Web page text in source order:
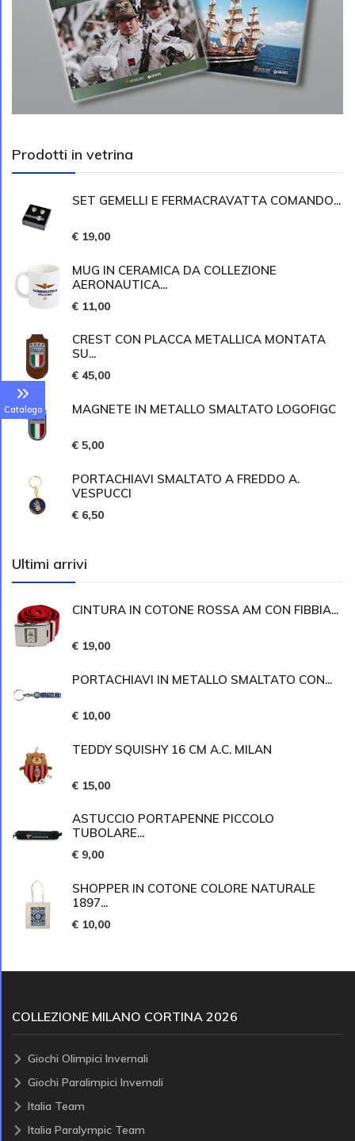
Catalogo
Prodotti in vetrina
SET GEMELLI E FERMACRAVATTA COMANDO...
€ 19,00
MUG IN CERAMICA DA COLLEZIONE
AERONAUTICA...
€ 11,00
CREST CON PLACCA METALLICA MONTATA
SU...
€ 45,00
MAGNETE IN METALLO SMALTATO LOGOFIGC
€ 5,00
PORTACHIAVI SMALTATO A FREDDO A.
VESPUCCI
€ 6,50
Ultimi arrivi
CINTURA IN COTONE ROSSA AM CON FIBBIA...
€ 19,00
PORTACHIAVI IN METALLO SMALTATO CON...
€ 10,00
TEDDY SQUISHY 16 CM A.C. MILAN
€ 15,00
ASTUCCIO PORTAPENNE PICCOLO
TUBOLARE...
€ 9,00
SHOPPER IN COTONE COLORE NATURALE
1897...
€ 10,00
COLLEZIONE MILANO CORTINA 2026
Giochi Olimpici Invernali
Giochi Paralimpici Invernali
Italia Team
Italia Paralympic Team